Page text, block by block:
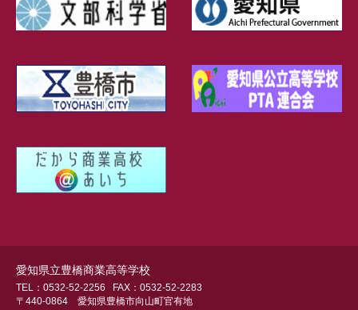
愛知県立豊橋商業高等学校
TEL：0532-52-2256
FAX：0532-52-2283
〒440-0864 愛知県豊橋市向山町官有地